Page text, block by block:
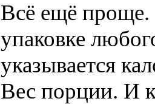
Всё ещё проще.
упаковке
указывается
Вес порции. И